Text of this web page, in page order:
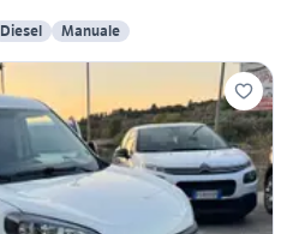
Diesel Manuale